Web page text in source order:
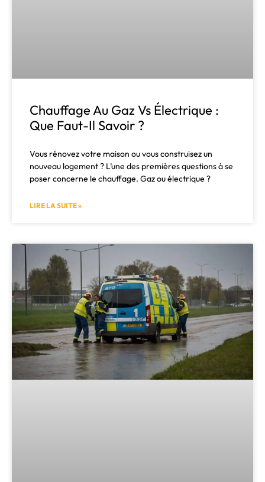
Chauffage Au Gaz Vs Électrique :
Que Faut-Il Savoir ?
Vous rénovez votre maison ou vous construisez un
nouveau logement ? L’une des premières questions à se
poser concerne le chauffage. Gaz ou électrique ?
LIRE LA SUITE »